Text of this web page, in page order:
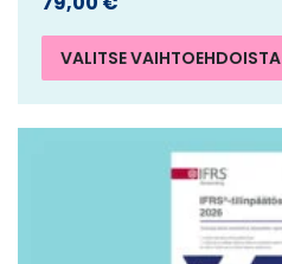
VALITSE VAIHTOEHDOISTA